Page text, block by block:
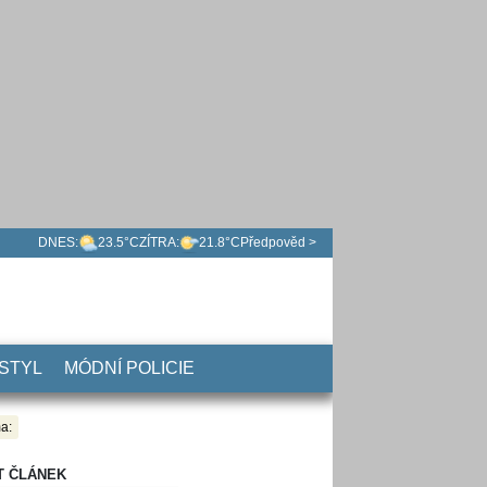
DNES: 23.5°CZÍTRA: 21.8°C Předpověd >
MÓDNÍ POLICIE
ČLÁNEK